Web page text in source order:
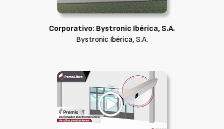
Corporativo: Bystronic Ibérica, S.A.
Bystronic Ibérica, S.A.